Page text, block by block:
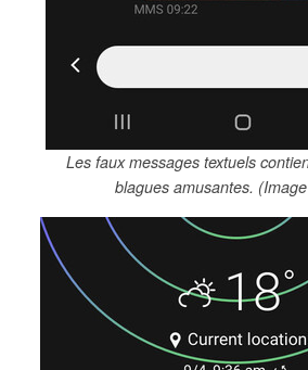
Les faux messages textuels
blagues amusantes.